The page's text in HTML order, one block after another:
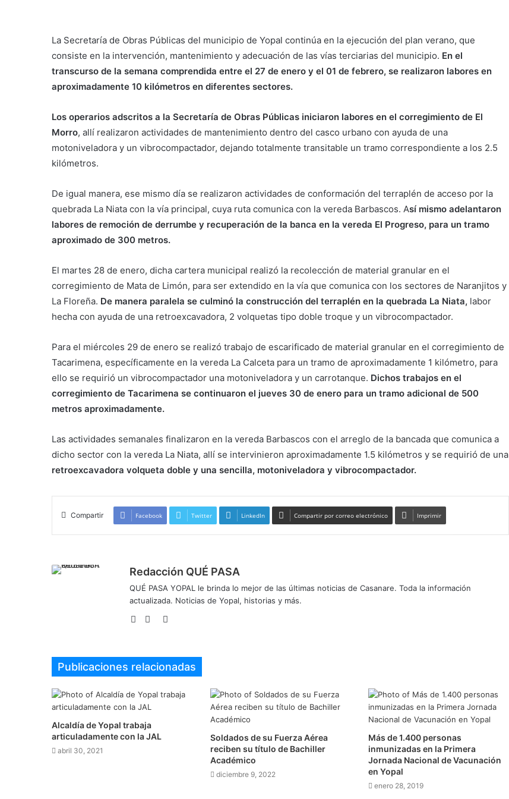
La Secretaría de Obras Públicas del municipio de Yopal continúa en la ejecución del plan verano, que
consiste en la intervención, mantenimiento y adecuación de las vías terciarias del municipio. En el
transcurso de la semana comprendida entre el 27 de enero y el 01 de febrero, se realizaron labores en
aproximadamente 10 kilómetros en diferentes sectores.
Los operarios adscritos a la Secretaría de Obras Públicas iniciaron labores en el corregimiento de El
Morro, allí realizaron actividades de mantenimiento dentro del casco urbano con ayuda de una
motoniveladora y un vibrocompactador, dejando totalmente transitable un tramo correspondiente a los 2.5
kilómetros.
De igual manera, ese mismo día se realizaron actividades de conformación del terraplén de acceso por la
quebrada La Niata con la vía principal, cuya ruta comunica con la vereda Barbascos. Así mismo adelantaron
labores de remoción de derrumbe y recuperación de la banca en la vereda El Progreso, para un tramo
aproximado de 300 metros.
El martes 28 de enero, dicha cartera municipal realizó la recolección de material granular en el
corregimiento de Mata de Limón, para ser extendido en la vía que comunica con los sectores de Naranjitos y
La Floreña. De manera paralela se culminó la construcción del terraplén en la quebrada La Niata, labor
hecha con ayuda de una retroexcavadora, 2 volquetas tipo doble troque y un vibrocompactador.
Para el miércoles 29 de enero se realizó trabajo de escarificado de material granular en el corregimiento de
Tacarimena, específicamente en la vereda La Calceta para un tramo de aproximadamente 1 kilómetro, para
ello se requirió un vibrocompactador una motoniveladora y un carrotanque. Dichos trabajos en el
corregimiento de Tacarimena se continuaron el jueves 30 de enero para un tramo adicional de 500
metros aproximadamente.
Las actividades semanales finalizaron en la vereda Barbascos con el arreglo de la bancada que comunica a
dicho sector con la vereda La Niata, allí se intervinieron aproximadamente 1.5 kilómetros y se requirió de una
retroexcavadora volqueta doble y una sencilla, motoniveladora y vibrocompactador.
Compartir Facebook Twitter LinkedIn Compartir por correo electrónico Imprimir
Redacción QUÉ PASA
QUÉ PASA YOPAL le brinda lo mejor de las últimas noticias de Casanare. Toda la información
actualizada. Noticias de Yopal, historias y más.
Sitio Facebook
Twitter
Publicaciones relacionadas
Alcaldía de Yopal trabaja
articuladamente con la JAL
abril 30, 2021
Soldados de su Fuerza Aérea
reciben su título de Bachiller
Académico
diciembre 9, 2022
Más de 1.400 personas
inmunizadas en la Primera
Jornada Nacional de Vacunación
en Yopal
enero 28, 2019